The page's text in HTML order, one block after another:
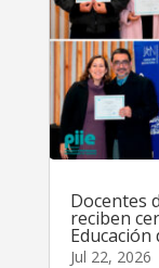
Docentes
reciben
Educación
Jul 22, 2026